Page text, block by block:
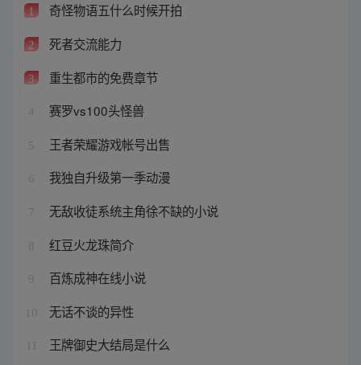
1 奇怪物语五什么时候开拍
2 死者交流能力
3 重生都市的免费章节
4 赛罗vs100头怪兽
5 王者荣耀游戏帐号出售
6 我独自升级第一季动漫
7 无敌收徒系统主角徐不缺的小说
8 红豆火龙珠简介
9 百炼成神在线小说
10 无话不谈的异性
王牌御史大结局是什么